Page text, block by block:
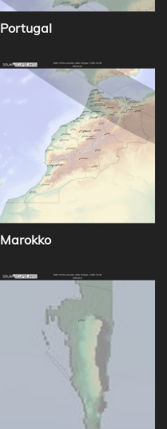
Portugal
Marokko